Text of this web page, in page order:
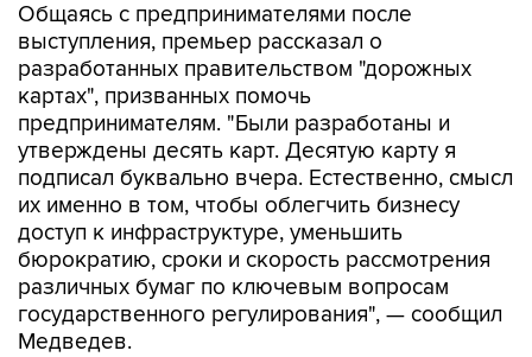
Общаясь с предпринимателями после
выступления, премьер рассказал о
разработанных правительством "дорожных
картах", призванных помочь
предпринимателям. "Были разработаны и
утверждены десять карт. Десятую карту я
подписал буквально вчера. Естественно, смысл
их именно в том, чтобы облегчить бизнесу
доступ к инфраструктуре, уменьшить
бюрократию, сроки и скорость рассмотрения
различных бумаг по ключевым вопросам
государственного регулирования", — сообщил
Медведев.